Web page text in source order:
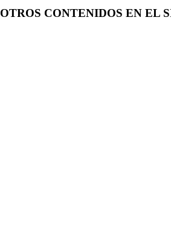
OTROS CONTENIDOS EN EL